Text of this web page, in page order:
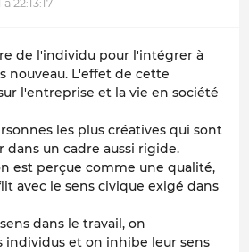
22:13:17
de l'individu pour l'intégrer à
nouveau. L'effet de cette
l'entreprise et la vie en société
les plus créatives qui sont
dans un cadre aussi rigide.
est perçue comme une qualité,
avec le sens civique exigé dans
dans le travail, on
individus et on inhibe leur sens